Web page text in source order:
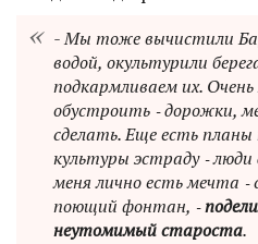
- Мы тоже вычистили
водой, окультурили
подкармливаем их.
обустроить ‑ дорожки,
сделать. Еще есть
культуры эстраду ‑
меня лично есть мечта ‑
поющий фонтан, ‑
неутомимый староста.